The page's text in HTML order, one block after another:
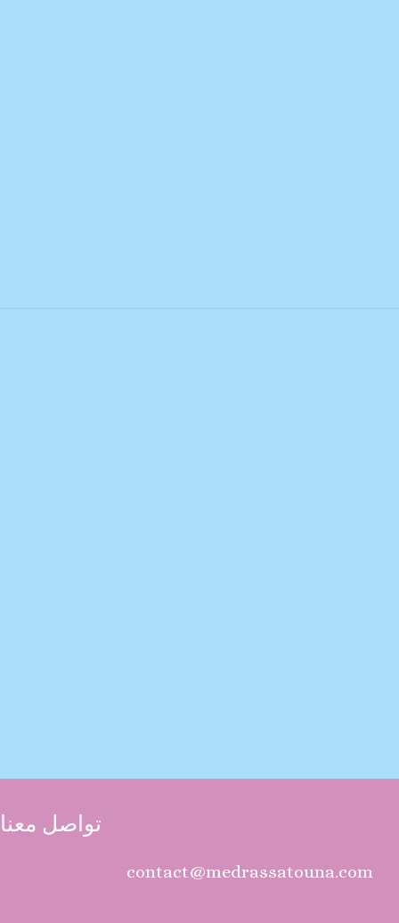
تواصل معنا
contact@medrassatouna.com